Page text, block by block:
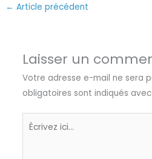
← Article précédent
Laisser un
Votre adresse e-mail ne sera
obligatoires sont indiqués avec
Écrivez